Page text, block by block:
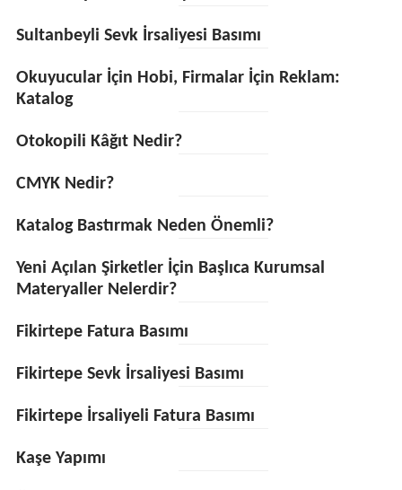
Sultanbeyli Sevk İrsaliyesi Basımı
Okuyucular İçin Hobi, Firmalar İçin Reklam:
Katalog
Otokopili Kâğıt Nedir?
CMYK Nedir?
Katalog Bastırmak Neden Önemli?
Yeni Açılan Şirketler İçin Başlıca Kurumsal
Materyaller Nelerdir?
Fikirtepe Fatura Basımı
Fikirtepe Sevk İrsaliyesi Basımı
Fikirtepe İrsaliyeli Fatura Basımı
Kaşe Yapımı